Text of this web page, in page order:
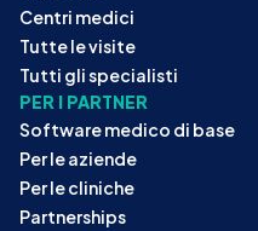
Centri medici
Tutte le visite
Tutti gli specialisti
PER I PARTNER
Software medico di base
Per le aziende
Per le cliniche
Partnerships